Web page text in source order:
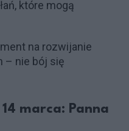
które mogą
na rozwijanie
– nie bój się
marca: Panna